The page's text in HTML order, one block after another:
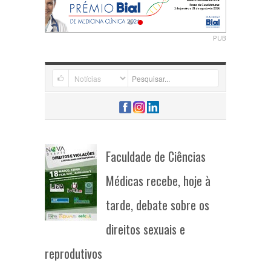
PUB
Faculdade de Ciências
Médicas recebe, hoje à
tarde, debate sobre os
direitos sexuais e
reprodutivos